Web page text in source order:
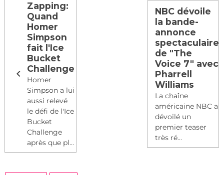
Zapping:
Quand
Homer
Simpson
fait l'Ice
Bucket
Challenge
Homer
Simpson a lui
aussi relevé
le défi de l'Ice
Bucket
Challenge
après que pl...
NBC dévoile
la bande-
annonce
spectaculaire
de "The
Voice 7" avec
Pharrell
Williams
La chaîne
américaine NBC a
dévoilé un
premier teaser
très ré...